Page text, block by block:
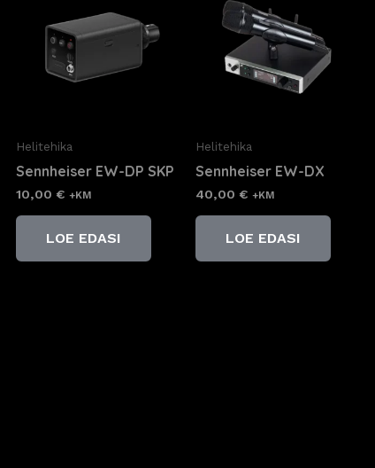
Helitehika
Sennheiser EW-DP SKP
10,00 € +KM
LOE EDASI
Helitehika
Sennheiser EW-DX
40,00 € +KM
LOE EDASI